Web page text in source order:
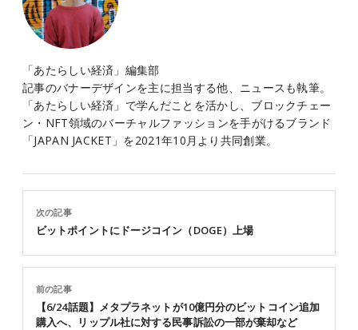
「あたらしい経済」編集部
記事のバナーデザインを主に担当する他、ニュースも執筆。
「あたらしい経済」で学んだことを活かし、ブロックチェー
ン・NFT領域のバーチャルファッションを手がけるブランド
「JAPAN JACKET」を2021年10月より共同創業。
前の記事
【6/24話題】メタプラネットが10億円分のビットコイン追加
購入へ、リップル社に対する民事訴訟の一部が棄却など
次の記事
ビットポイントにドージコイン（DOGE）上場